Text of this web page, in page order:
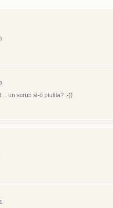
un surub si-o piulita? :-))